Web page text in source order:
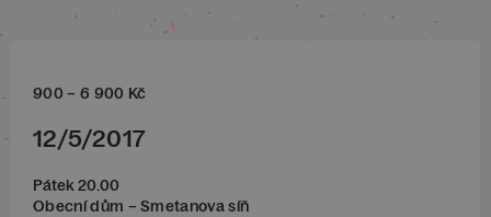
900 – 6 900 Kč
12/5/2017
Pátek 20.00
Obecní dům – Smetanova síň